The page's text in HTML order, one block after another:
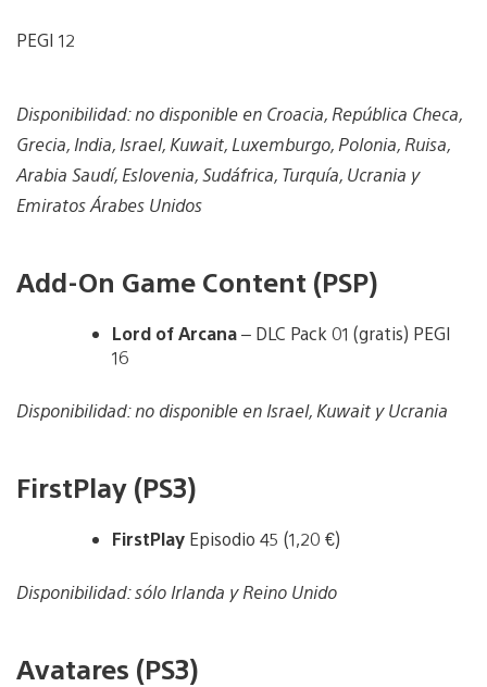
PEGI 12
Disponibilidad: no disponible en Croacia, República Checa,
Grecia, India, Israel, Kuwait, Luxemburgo, Polonia, Ruisa,
Arabia Saudí, Eslovenia, Sudáfrica, Turquía, Ucrania y
Emiratos Árabes Unidos
Add-On Game Content (PSP)
Lord of Arcana– DLC Pack 01 (gratis) PEGI
16
Disponibilidad: no disponible en Israel, Kuwait y Ucrania
FirstPlay (PS3)
FirstPlay Episodio 45 (1,20 €)
Disponibilidad: sólo Irlanda y Reino Unido
Avatares (PS3)